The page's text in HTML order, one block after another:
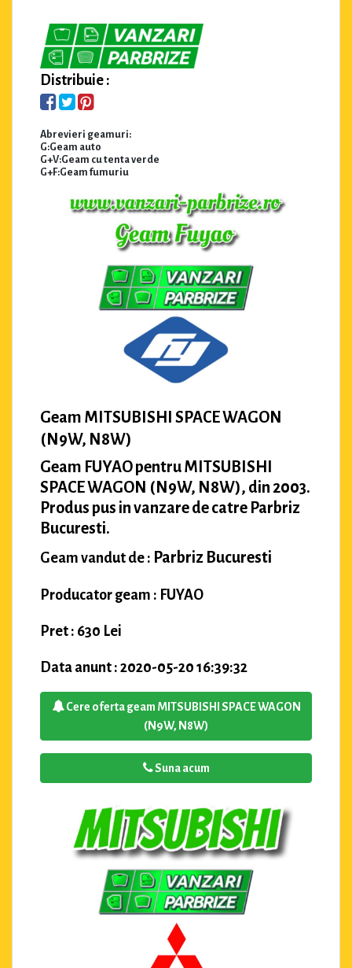
Distribuie :
Abrevieri geamuri:
G:Geam auto
G+V:Geam cu tenta verde
G+F:Geam fumuriu
Geam MITSUBISHI SPACE WAGON
(N9W, N8W)
Geam FUYAO pentru MITSUBISHI
SPACE WAGON (N9W, N8W), din 2003.
Produs pus in vanzare de catre Parbriz
Bucuresti.
Geam vandut de : Parbriz Bucuresti
Producator geam : FUYAO
Pret : 630 Lei
Data anunt : 2020-05-20 16:39:32
Cere oferta geam MITSUBISHI SPACE WAGON
(N9W, N8W)
Suna acum